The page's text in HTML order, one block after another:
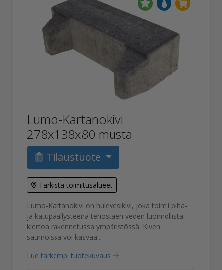
Lumo-Kartanokivi
278x138x80 musta
Tilaustuote
Tarkista toimitusalueet
Lumo-Kartanokivi on hulevesikivi, joka toimii piha-
ja katupäällysteenä tehostaen veden luonnollista
kiertoa rakennetussa ympäristössä. Kiven
saumoissa voi kasvaa...
Lue tarkempi tuotekuvaus